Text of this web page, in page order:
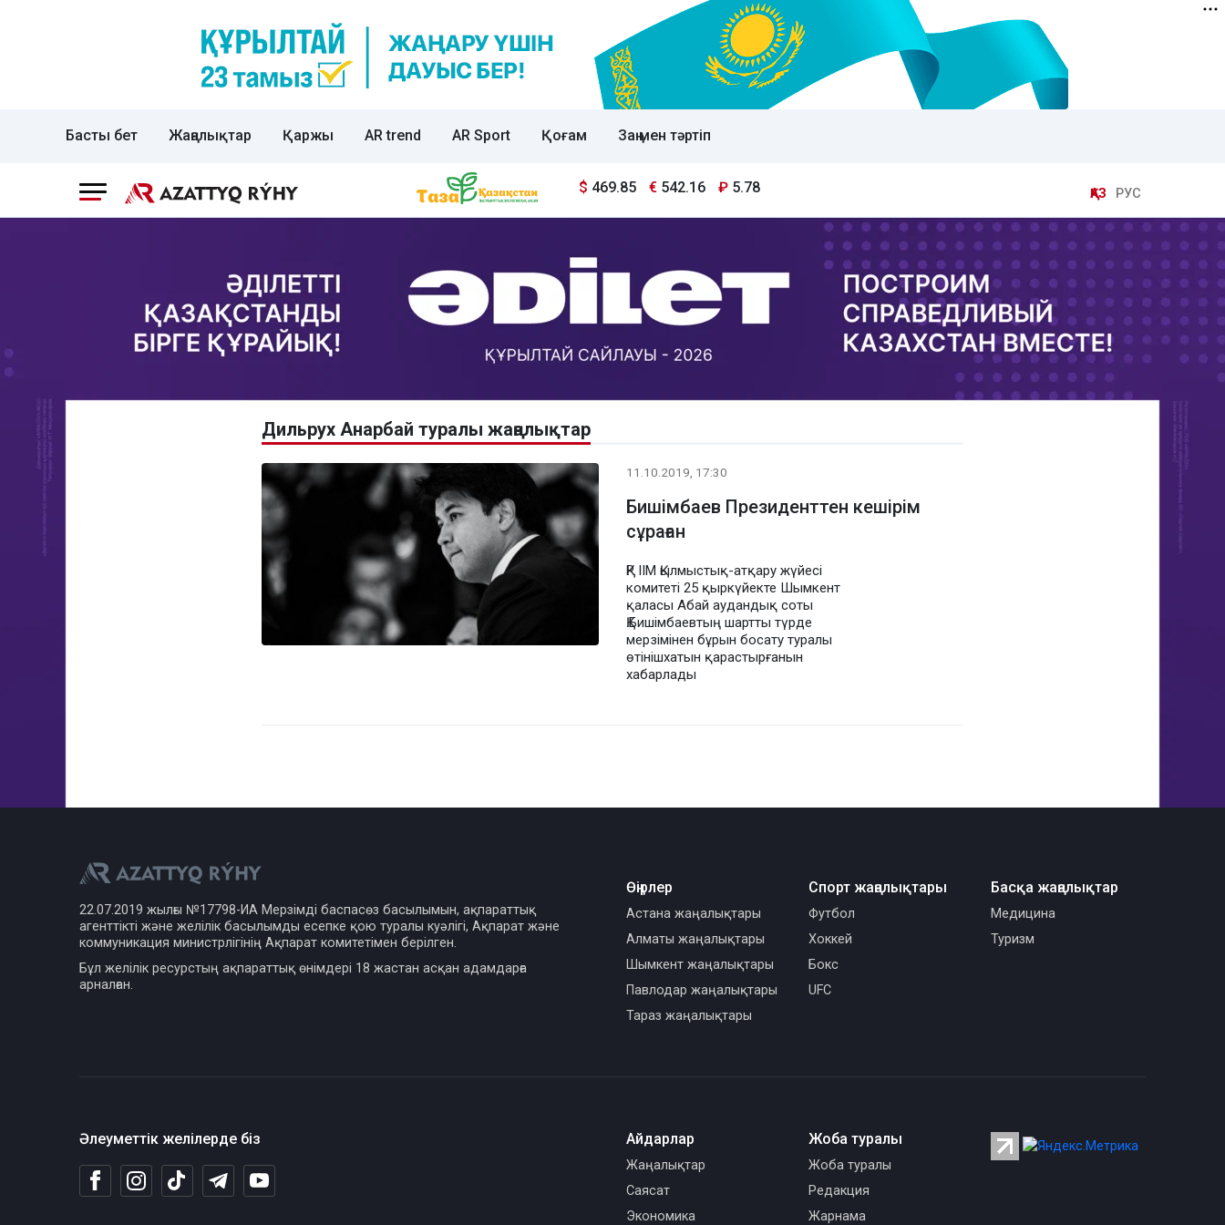
Басты бет Жаңалықтар Қаржы AR trend AR Sport Қоғам Заң мен тәртіп
$ 469.85 € 542.16 ₽ 5.78 ҚАЗ РУС
Дильрух Анарбай туралы жаңалықтар
11.10.2019, 17:30
Бишімбаев Президенттен кешірім
сұраған
ҚР ІІМ Қылмыстық-атқару жүйесі
комитеті 25 қыркүйекте Шымкент
қаласы Абай аудандық соты
Қ.Бишімбаевтың шартты түрде
мерзімінен бұрын босату туралы
өтінішхатын қарастырғанын
хабарлады
22.07.2019 жылғы №17798-ИА Мерзімді баспасөз басылымын, ақпараттық
агенттікті және желілік басылымды есепке қою туралы куәлігі, Ақпарат және
коммуникация министрлігінің Ақпарат комитетімен берілген.
Бұл желілік ресурстың ақпараттық өнімдері 18 жастан асқан адамдарға
арналған.
Өңірлер
Астана жаңалықтары
Алматы жаңалықтары
Шымкент жаңалықтары
Павлодар жаңалықтары
Тараз жаңалықтары
Спорт жаңалықтары
Футбол
Хоккей
Бокс
UFC
Басқа жаңалықтар
Медицина
Туризм
Әлеуметтік желілерде біз Айдарлар
Жаңалықтар
Саясат
Экономика
Жоба туралы
Жоба туралы
Редакция
Жарнама